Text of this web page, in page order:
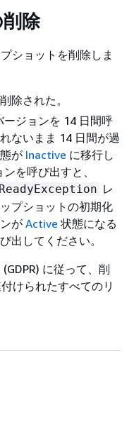
除
ショットを削除しま
除された。
ージョンを 14 日間呼
ないまま 14 日間が過
が Inactive に移行し
を呼び出すと、
レ
プショットの初期化
が Active 状態になる
出してください。
に従って、削
けられたすべてのリ